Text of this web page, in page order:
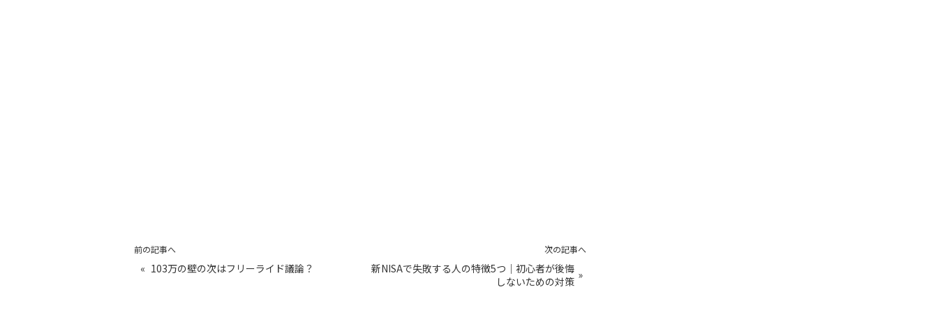
前の記事へ
« 103万の壁の次はフリーライド議論？
次の記事へ
新NISAで失敗する人の特徴5つ｜初心者が後悔
しないための対策 »